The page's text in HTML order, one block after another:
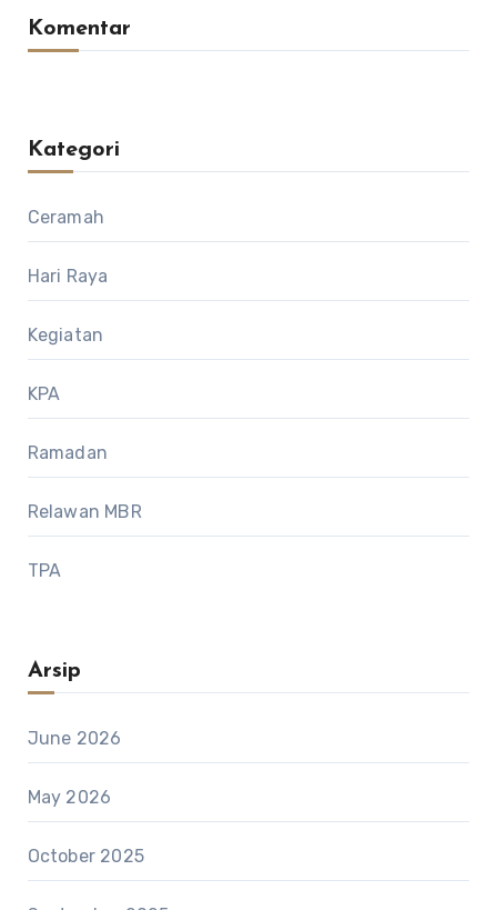
Komentar
Kategori
Ceramah
Hari Raya
Kegiatan
KPA
Ramadan
Relawan MBR
TPA
Arsip
June 2026
May 2026
October 2025